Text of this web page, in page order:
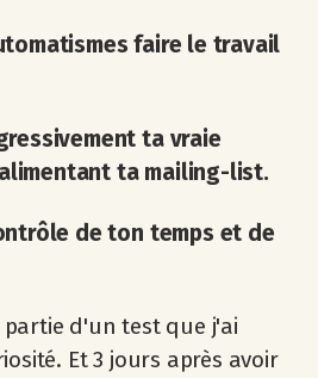
faire le travail
ta vraie
ta mailing-list.
de ton temps et de
d'un test que j'ai
Et 3 jours après avoir